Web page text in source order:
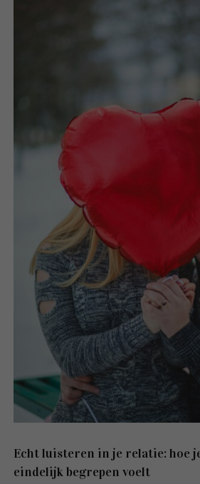
Echt luisteren in je relatie: hoe
eindelijk begrepen voelt